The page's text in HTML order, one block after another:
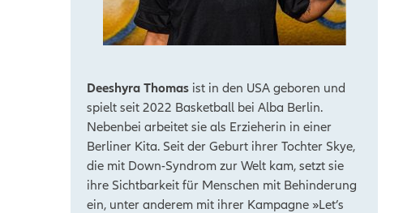
Deeshyra Thomas ist in den USA geboren und
spielt seit 2022 Basketball bei Alba Berlin.
Nebenbei arbeitet sie als Erzieherin in einer
Berliner Kita. Seit der Geburt ihrer Tochter Skye,
die mit Down-Syndrom zur Welt kam, setzt sie
ihre Sichtbarkeit für Menschen mit Behinderung
ein, unter anderem mit ihrer Kampagne »Let’s